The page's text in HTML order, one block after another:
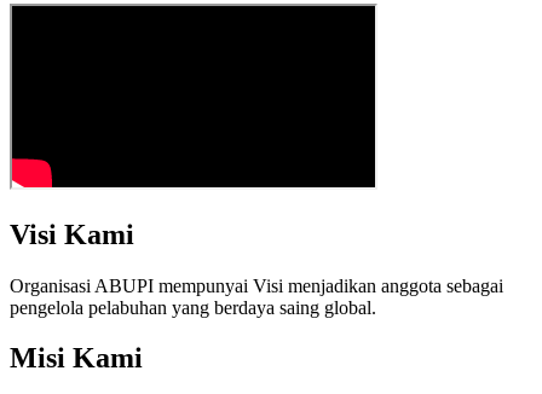
Visi Kami
Organisasi ABUPI mempunyai Visi menjadikan anggota sebagai
pengelola pelabuhan yang berdaya saing global.
Misi Kami